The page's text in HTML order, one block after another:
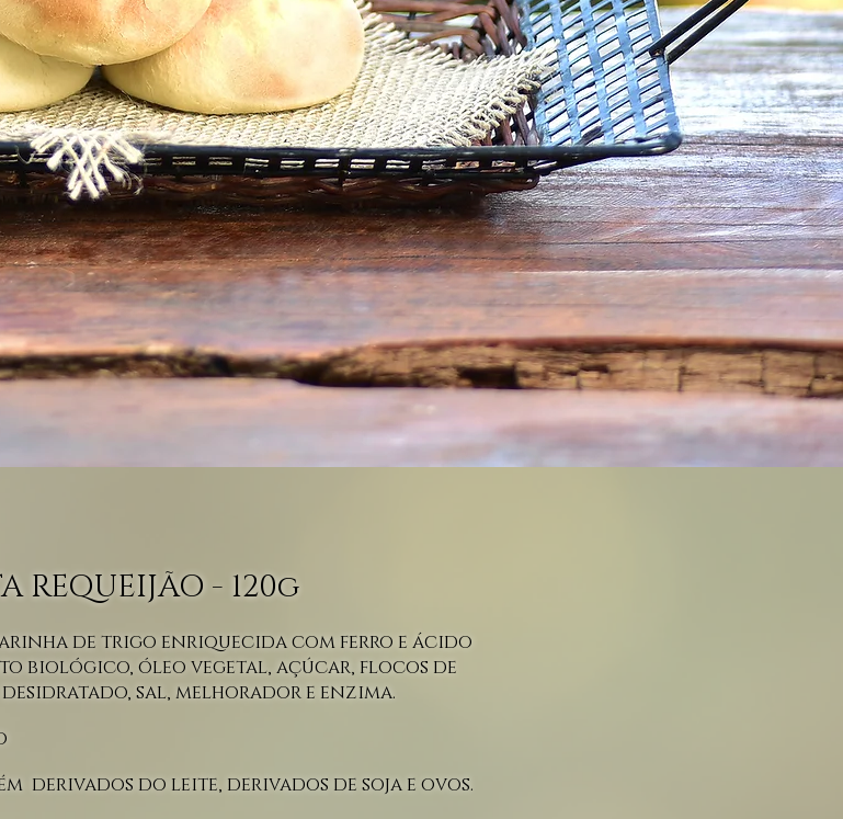
REQUEIJÃO - 120g
de trigo enriquecida com ferro e ácido
biológico, óleo vegetal, açúcar, flocos de
desidratado, sal, melhorador e enzima.
derivados do leite, derivados de soja e ovos.